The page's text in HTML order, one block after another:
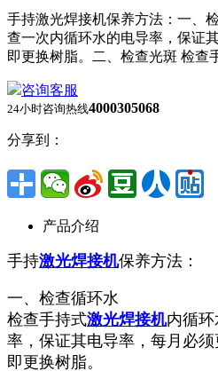
手持激光焊接机保养方法：一、
查一次内循环水的电导率，保证
即更换树脂。二、检查光斑 检查
咨询客服
24小时咨询热线4000305068
分享到：
产品介绍
手持激光焊接机保养方法：
一、检查循环水
检查手持式激光焊接机内循
率，保证其电导率，每月必
即更换树脂。